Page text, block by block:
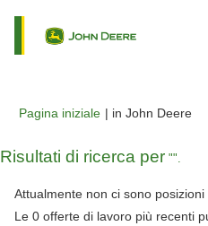
Pagina iniziale | in John Deere
Risultati di ricerca per "".
Attualmente non ci sono
Le 0 offerte di lavoro più recenti